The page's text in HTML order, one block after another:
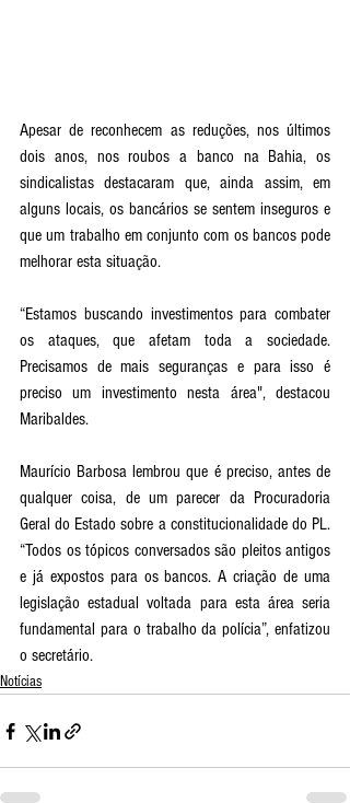
Apesar de reconhecem as reduções, nos últimos
dois anos, nos roubos a banco na Bahia, os
sindicalistas destacaram que, ainda assim, em
alguns locais, os bancários se sentem inseguros e
que um trabalho em conjunto com os bancos pode
melhorar esta situação.
“Estamos buscando investimentos para combater
os ataques, que afetam toda a sociedade.
Precisamos de mais seguranças e para isso é
preciso um investimento nesta área", destacou
Maribaldes.
Maurício Barbosa lembrou que é preciso, antes de
qualquer coisa, de um parecer da Procuradoria
Geral do Estado sobre a constitucionalidade do PL.
“Todos os tópicos conversados são pleitos antigos
e já expostos para os bancos. A criação de uma
legislação estadual voltada para esta área seria
fundamental para o trabalho da polícia”, enfatizou
o secretário.
Notícias